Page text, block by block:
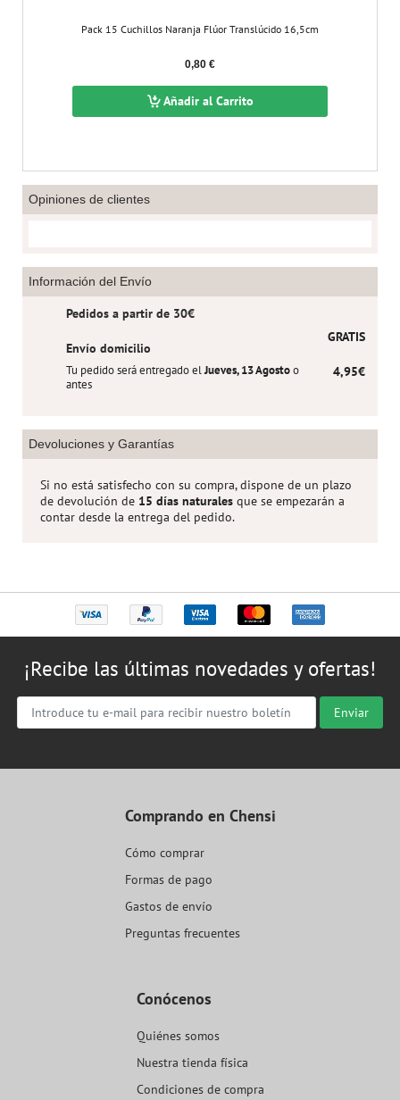
Pack 15 Cuchillos Naranja Flúor Translúcido 16,5cm
0,80 €
Añadir al Carrito
Opiniones de clientes
Información del Envío
Pedidos a partir de 30€
GRATIS
Envío domicilio
4,95€
Tu pedido será entregado elJueves, 13 Agostoo
antes
Devoluciones y Garantías
Si no está satisfecho con su compra, dispone de un plazo
de devolución de 15 días naturales que se empezarán a
contar desde la entrega del pedido.
¡Recibe las últimas novedades y ofertas!
Enviar
Comprando en Chensi
Cómo comprar
Formas de pago
Gastos de envío
Preguntas frecuentes
Conócenos
Quiénes somos
Nuestra tienda física
Condiciones de compra